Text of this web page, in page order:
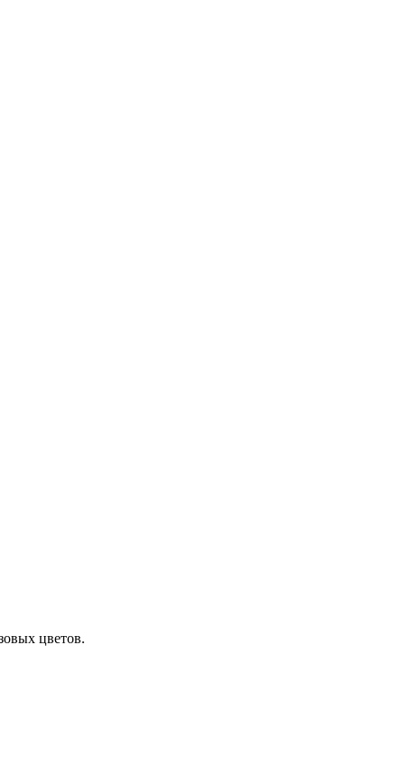
цветов.